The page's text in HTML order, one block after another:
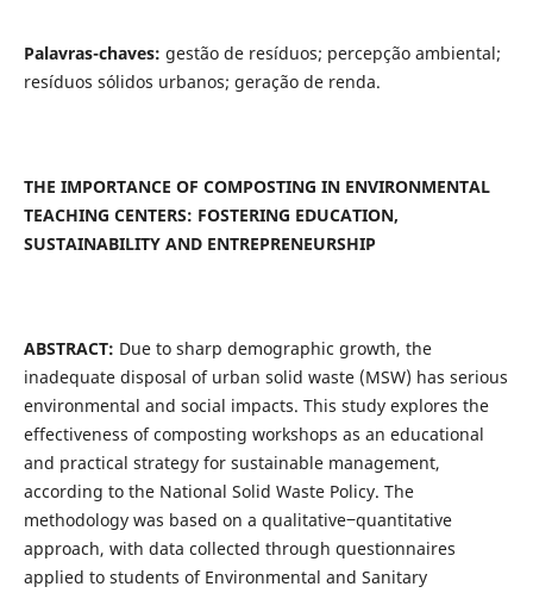
Palavras-chaves: gestão de resíduos; percepção ambiental;
resíduos sólidos urbanos; geração de renda.
THE IMPORTANCE OF COMPOSTING IN ENVIRONMENTAL
TEACHING CENTERS: FOSTERING EDUCATION,
SUSTAINABILITY AND ENTREPRENEURSHIP
ABSTRACT: Due to sharp demographic growth, the
inadequate disposal of urban solid waste (MSW) has serious
environmental and social impacts. This study explores the
effectiveness of composting workshops as an educational
and practical strategy for sustainable management,
according to the National Solid Waste Policy. The
methodology was based on a qualitative‒quantitative
approach, with data collected through questionnaires
applied to students of Environmental and Sanitary